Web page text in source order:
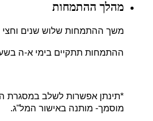
מהלך ההתמחות
משך ההתמחות שלוש שנים וחצי והיא
ההתמחות תתקיים בימי א-ה בשעות 8:00-
*תינתן אפשרות לשלב במסגרת
מוסמך- מותנה באישור המל"ג.